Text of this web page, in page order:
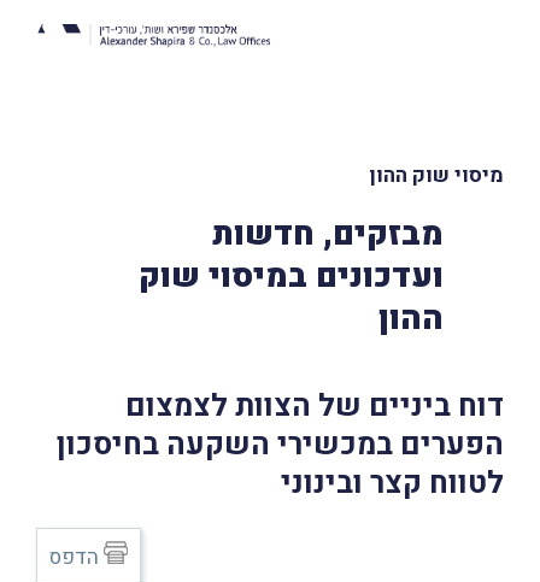
מיסוי שוק ההון
מבזקים, חדשות
ועדכונים במיסוי שוק
ההון
דוח ביניים של הצוות לצמצום
הפערים במכשירי השקעה בחיסכון
לטווח קצר ובינוני